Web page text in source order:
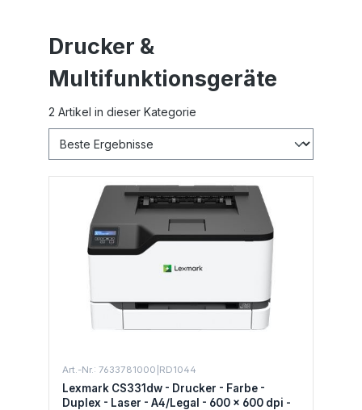
Drucker &
Multifunktionsgeräte
2 Artikel in dieser Kategorie
Art.-Nr.: 7633781000|RD1044
Lexmark CS331dw - Drucker - Farbe -
Duplex - Laser - A4/Legal - 600 x 600 dpi -